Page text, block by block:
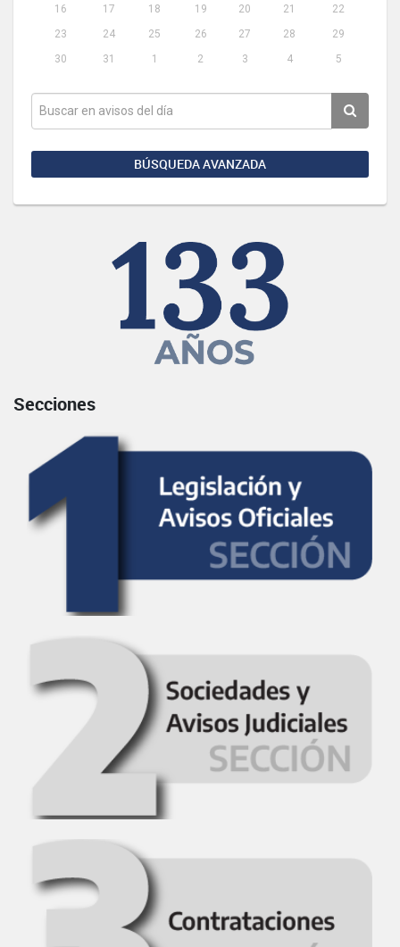
16
17 18 19 20 21
22
23
24 25 26 27 28
29
30
31 1 2 3 4 5
BÚSQUEDA AVANZADA
Secciones